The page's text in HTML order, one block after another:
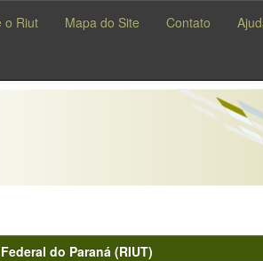
o Riut Mapa do Site Contato
do Paraná (RIUT)